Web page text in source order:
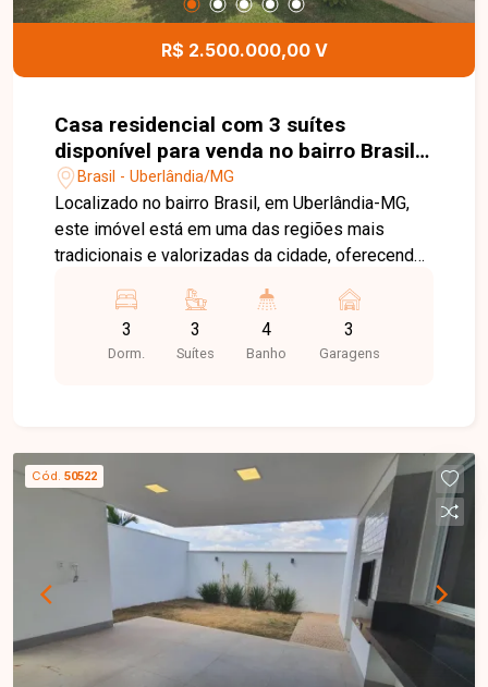
motorizadas, marcenaria completa, paisagismo,
fachada imponente com iluminação, além de 4
vagas de garagem e depósito. Uma excelente
conforto e tecnologia. Entre em contato e agende
sua visita!
R$ 2.500.000,00 V
Casa residencial com 3 suítes
disponível para venda no bairro Brasil
em Uberlândia-MG
Brasil - Uberlândia/MG
Localizado no bairro Brasil, em Uberlândia-MG,
este imóvel está em uma das regiões mais
tradicionais e valorizadas da cidade, oferecendo
uma ampla variedade de comércios, escolas,
supermercados e serviços. O bairro se destaca
pela praticidade do dia a dia e pela qualidade de
com armários, sendo uma máster com closet e
banheiro com hidromassagem, além de dois
quartos independentes no fundo e banheiro.
Possui cozinha com armários, lavanderia com
despensa e banheiro, área de lazer com
churrasqueira, cozinha gourmet, piscina, energia
solar e aquecimento solar, casa completa com
câmeras, cerca e 3 vagas de garagem. Não perca
esta excelente oportunidade de morar com
3
Dorm.
3
Suítes
4
Banho
3
Garagens
Cód. 50522